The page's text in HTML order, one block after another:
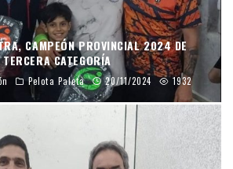
CAMPEÓN PROVINCIAL 2024 DE
TERCERA CATEGORÍA
Pelota Paleta 20/11/2024 1932